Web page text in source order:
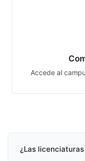
Accede al
¿Las